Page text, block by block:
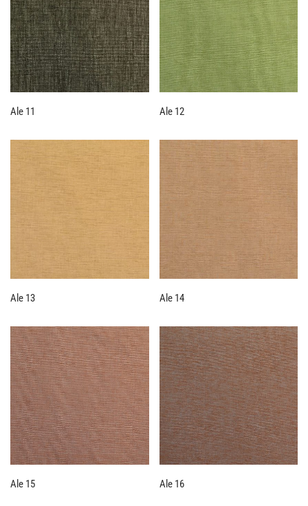
Ale 11 Ale 12
Ale 13 Ale 14
Ale 15 Ale 16